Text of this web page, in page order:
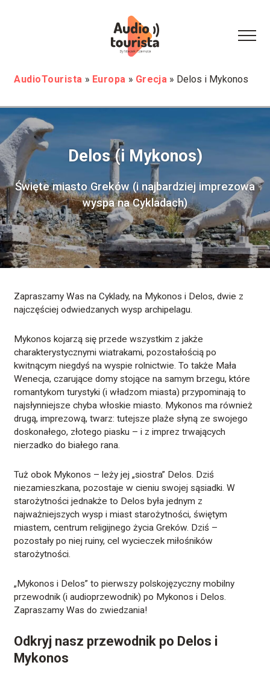
AudioTourista » Europa » Grecja » Delos i Mykonos
Delos (i Mykonos)
Święte miasto Greków (i najbardziej imprezowa
wyspa na Cykladach)
Zapraszamy Was na Cyklady, na Mykonos i Delos, dwie z
najczęściej odwiedzanych wysp archipelagu.
Mykonos kojarzą się przede wszystkim z jakże
charakterystycznymi wiatrakami, pozostałością po
kwitnącym niegdyś na wyspie rolnictwie. To także Mała
Wenecja, czarujące domy stojące na samym brzegu, które
romantykom turystyki (i władzom miasta) przypominają to
najsłynniejsze chyba włoskie miasto. Mykonos ma również
drugą, imprezową, twarz: tutejsze plaże słyną ze swojego
doskonałego, złotego piasku – i z imprez trwających
nierzadko do białego rana.
Tuż obok Mykonos – leży jej „siostra” Delos. Dziś
niezamieszkana, pozostaje w cieniu swojej sąsiadki. W
starożytności jednakże to Delos była jednym z
najważniejszych wysp i miast starożytności, świętym
miastem, centrum religijnego życia Greków. Dziś –
pozostały po niej ruiny, cel wycieczek miłośników
starożytności.
„Mykonos i Delos” to pierwszy polskojęzyczny mobilny
przewodnik (i audioprzewodnik) po Mykonos i Delos.
Zapraszamy Was do zwiedzania!
Odkryj nasz przewodnik po Delos i
Mykonos